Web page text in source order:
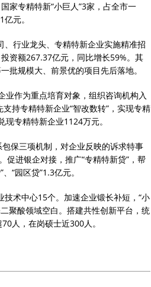
家专精特新“小巨人”3家，占全市一
元。
行业龙头、专精特新企业实施精准招
资额267.37亿元，同比增长59%。其
批规模大、前景优的项目先后落地。
作为重点培育对象，组织咨询机构入
持专精特新企业“智改数转”，实现专精
专精特新企业1124万元。
保三项机制，对企业反映的诉求特事
进银企对接，推广“专精特新贷”，帮
“园区贷”1.3亿元。
术中心15个。加速企业锻长补短，“小
聚酸领域空白。搭建共性创新平台，统
人，在岗硕士近300人。